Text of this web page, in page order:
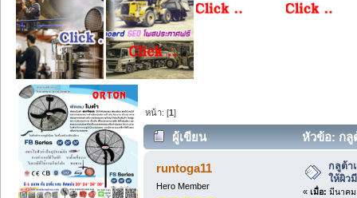
หน้า: [1]
ผู้เขียน หัวข้อ: กลู
runtoga11
Hero Member
กลูต้า
ให้ผิว
« เมื่อ: มีนาคม